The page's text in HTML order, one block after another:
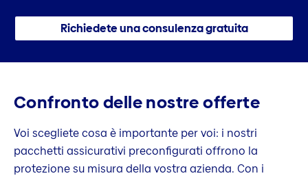
Richiedete una consulenza gratuita
Confronto delle nostre offerte
Voi scegliete cosa è importante per voi: i nostri
pacchetti assicurativi preconfigurati offrono la
protezione su misura della vostra azienda. Con i